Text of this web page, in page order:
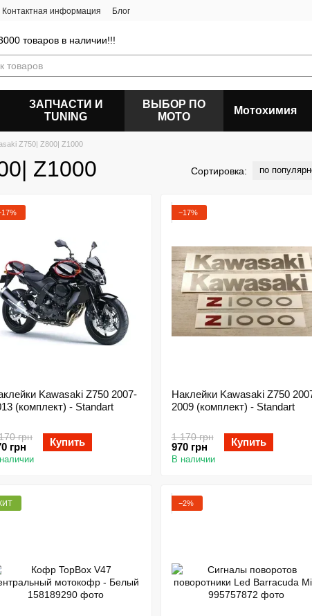
Контактная информация Блог
товаров в наличии!!!
ЗАПЧАСТИ И
ТUNING
ВЫБОР ПО
МОТО
Мотохимия
Z750| Z800| Z1000
Z1000 Сортировка: по
Kawasaki Z750 2007-
(комплект) - Standart
грн
грн Купить
−17%
Наклейки Kawasaki Z750
2009 (комплект) - Standart
1 170 грн
970 грн Купить
В наличии
−2%